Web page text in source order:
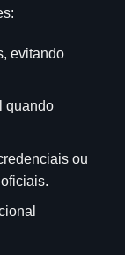
evitando
quando
ou